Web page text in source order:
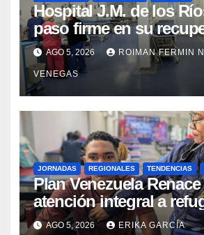
Hospital J.M. de los
paso firme en su
tras los recientes
sísmicos
AGO 5, 2026 ROIMAN FERMIN
VENEGAS
JORNADAS REGIONALES TENDENCIAS
​Plan Venezuela
atención integral a
evaluación de
AGO 5, 2026 ERIKA GARCÍA